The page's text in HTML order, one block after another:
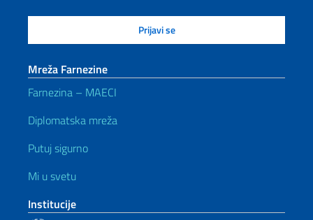
Mreža Farnezine
Farnezina – MAECI
Diplomatska mreža
Putuj sigurno
Mi u svetu
Institucije